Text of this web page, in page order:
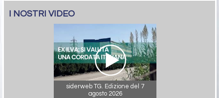
I NOSTRI VIDEO
siderweb TG. Edizione del 7
agosto 2026